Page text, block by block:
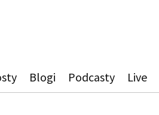
Blogi Podcasty Live